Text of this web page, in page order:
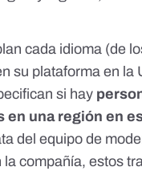
cada idioma (de
su plataforma en la
si hay
en una región en
del equipo de
compañía, estos